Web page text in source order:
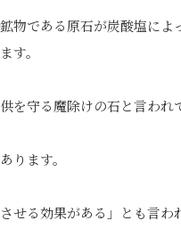
物である原石が炭酸塩に
す。
を守る魔除けの石と言われ
ります。
せる効果がある」とも言